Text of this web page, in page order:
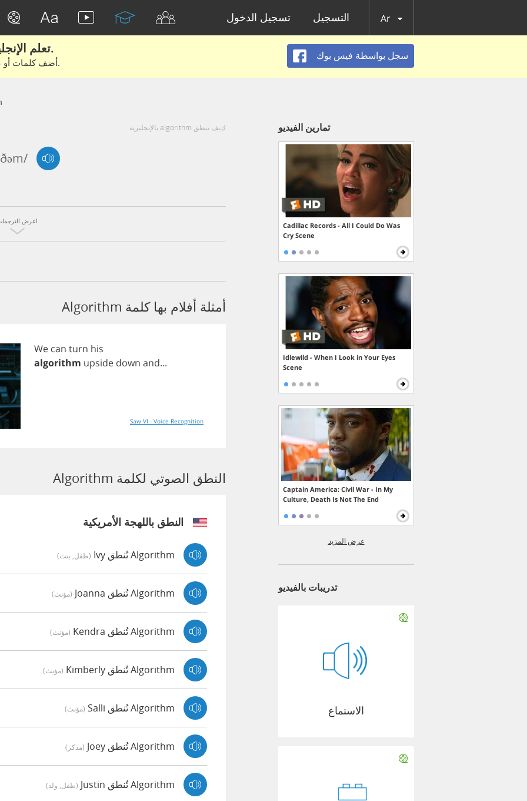
تسجيل الدخول التسجيل Ar
تعلم الإنجليزية الحقيقية من الأفلام والكتب.
أضف كلمات أو عبارات للتعلم والتدريب مع متعلمين آخرين.
سجل بواسطة فيس بوك
كيف تنطق algorithm بالإنجليزية
اعرض
أمثلة أفلام بها كلمة Algorithm
We can turn his
algorithm upside down and...
Saw VI - Voice Recognition
النطق الصوتي لكلمة Algorithm
النطق باللهجة الأمريكية
Algorithm تُنطق Ivy (طفل, بنت)
Algorithm تُنطق Joanna (مؤنث)
Algorithm تُنطق Kendra (مؤنث)
Algorithm تُنطق Kimberly (مؤنث)
Algorithm تُنطق Salli (مؤنث)
Algorithm تُنطق Joey (مذكر)
Algorithm تُنطق Justin (طفل, ولد)
تمارين الفيديو
Cadillac Records - All I Could Do Was
Cry Scene
Idlewild - When I Look in Your Eyes
Scene
Captain America: Civil War - In My
Culture, Death Is Not The End
عرض المزيد
تدريبات بالفيديو
الاستماع